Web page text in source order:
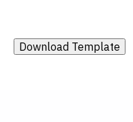
Download Template